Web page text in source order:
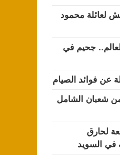
لعائلة محمود
جحيم في
عن فوائد الصيام
شعبان الشامل
لحارق
السويد